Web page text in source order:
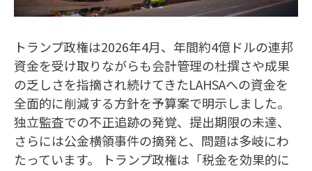
トランプ政権は2026年4月、年間約4億ドルの連邦
資金を受け取りながらも会計管理の杜撰さや成果
の乏しさを指摘され続けてきたLAHSAへの資金を
全面的に削減する方針を予算案で明示しました。
独立監査での不正追跡の発覚、提出期限の未達、
さらには公金横領事件の摘発と、問題は多岐にわ
たっています。 トランプ政権は「税金を効果的に